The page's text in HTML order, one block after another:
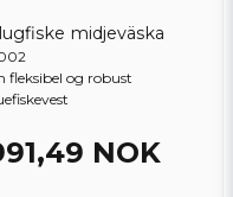
midjeväska
fleksibel og robust
NOK